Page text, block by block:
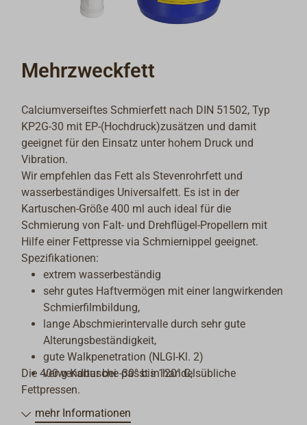
Mehrzweckfett
Calciumverseiftes Schmierfett nach DIN 51502, Typ
KP2G-30 mit EP-(Hochdruck)zusätzen und damit
geeignet für den Einsatz unter hohem Druck und
Vibration.
Wir empfehlen das Fett als Stevenrohrfett und
wasserbeständiges Universalfett. Es ist in der
Kartuschen-Größe 400 ml auch ideal für die
Schmierung von Falt- und Drehflügel-Propellern mit
Hilfe einer Fettpresse via Schmiernippel geeignet.
Spezifikationen:
extrem wasserbeständig
sehr gutes Haftvermögen mit einer langwirkenden
Schmierfilmbildung,
lange Abschmierintervalle durch sehr gute
Alterungsbeständigkeit,
gute Walkpenetration (NLGI-Kl. 2)
verwendbar bei -30° bis 120° C,
Die 400 g-Kartusche passt in handelsübliche
Fettpressen.
mehr Informationen